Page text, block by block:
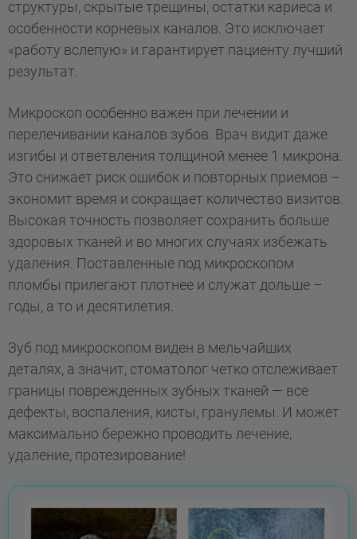
структуры, скрытые трещины, остатки кариеса и
особенности корневых каналов. Это исключает
«работу вслепую» и гарантирует пациенту лучший
результат.
Микроскоп особенно важен при лечении и
перелечивании каналов зубов. Врач видит даже
изгибы и ответвления толщиной менее 1 микрона.
Это снижает риск ошибок и повторных приемов –
экономит время и сокращает количество визитов.
Высокая точность позволяет сохранить больше
здоровых тканей и во многих случаях избежать
удаления. Поставленные под микроскопом
пломбы прилегают плотнее и служат дольше –
годы, а то и десятилетия.
Зуб под микроскопом виден в мельчайших
деталях, а значит, стоматолог четко отслеживает
границы поврежденных зубных тканей — все
дефекты, воспаления, кисты, гранулемы. И может
максимально бережно проводить лечение,
удаление, протезирование!